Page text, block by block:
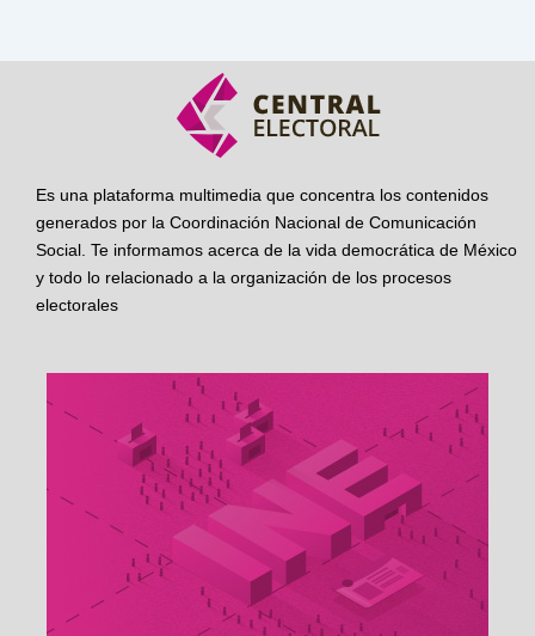
Es una plataforma multimedia que concentra los contenidos
generados por la Coordinación Nacional de Comunicación
Social. Te informamos acerca de la vida democrática de México
y todo lo relacionado a la organización de los procesos
electorales